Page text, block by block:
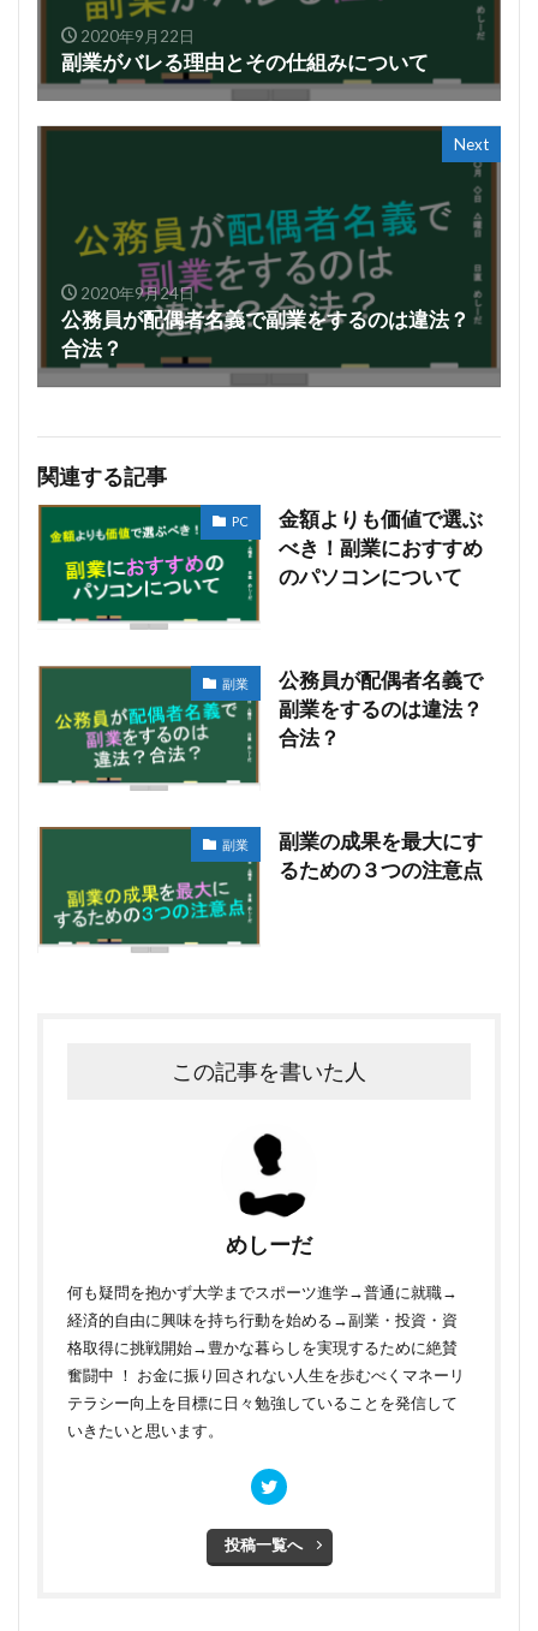
2020年9月22日
副業がバレる理由とその仕組みについて
Next
2020年9月24日
公務員が配偶者名義で副業をするのは違法？
合法？
関連する記事
PC
金額よりも価値で選ぶ
べき！副業におすすめ
のパソコンについて
副業
公務員が配偶者名義で
副業をするのは違法？
合法？
副業
副業の成果を最大にす
るための３つの注意点
この記事を書いた人
めしーだ
何も疑問を抱かず大学までスポーツ進学→普通に就職→
経済的自由に興味を持ち行動を始める→副業・投資・資
格取得に挑戦開始→豊かな暮らしを実現するために絶賛
奮闘中 ！ お金に振り回されない人生を歩むべくマネーリ
テラシー向上を目標に日々勉強していることを発信して
いきたいと思います。
投稿一覧へ